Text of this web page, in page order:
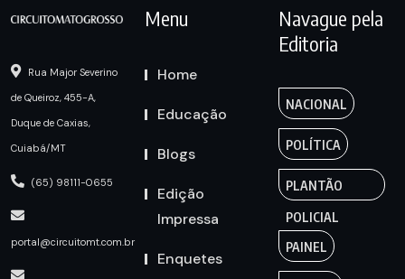
Rua Major Severino
de Queiroz, 455-A,
Duque de Caxias,
Cuiabá/MT
(65) 98111-0655
portal@circuitomt.com.br
Menu
Home
Educação
Blogs
Edição
Impressa
Enquetes
Navague pela
Editoria
NACIONAL
POLÍTICA
PLANTÃO
POLICIAL
PAINEL